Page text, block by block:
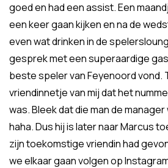
goed en had een assist. Een
een keer gaan kijken en na de
even wat drinken in de
gesprek met een superaardige
beste speler van Feyenoord vond.
vriendinnetje van mij dat het
was. Bleek dat die man de manager
haha. Dus hij is later naar Marcus
zijn toekomstige vriendin had
we elkaar gaan volgen op